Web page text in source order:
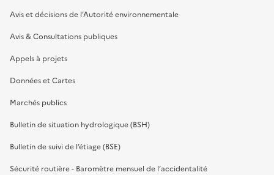
Avis et décisions de l’Autorité environnementale
Avis & Consultations publiques
Appels à projets
Données et Cartes
Marchés publics
Bulletin de situation hydrologique (BSH)
Bulletin de suivi de l’étiage (BSE)
Sécurité routière - Baromètre mensuel de l’accidentalité